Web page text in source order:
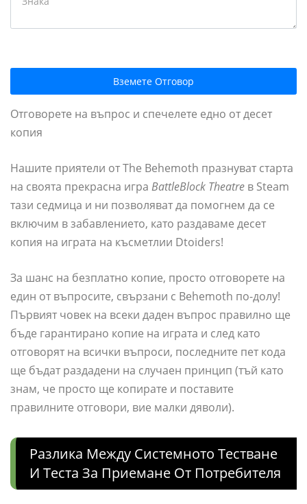
Вземете Отговор
Отговорете на въпрос и спечелете едно от десет
копия
Нашите приятели от The Behemoth празнуват старта
на своята прекрасна игра BattleBlock Theatre в Steam
тази седмица и ни позволяват да помогнем да се
включим в забавлението, като раздаваме десет
копия на играта на късметлии Dtoiders!
За шанс на безплатно копие, просто отговорете на
един от въпросите, свързани с Behemoth по-долу!
Първият човек на всеки даден въпрос правилно ще
бъде гарантирано копие на играта и след като
отговорят на всички въпроси, последните пет кода
ще бъдат раздадени на случаен принцип (тъй като
знам, че просто ще копирате и поставите
правилните отговори, вие малки дяволи).
Разлика Между Системното Тестване
И Теста За Приемане От Потребителя